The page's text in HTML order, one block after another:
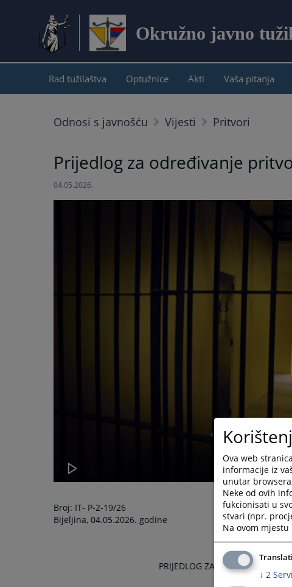
Okružno javno
Rad tužilaštva Optužnice Akti Vaša pitanja
Odnosi s javnošću Vijesti Pritvori
Prijedlog za određivanje
04.05.2026.
Broj: IT- P-2-19/26
Bijeljina, 04.05.2026. godine
PRIJEDLOG ZA ODREĐIVANJE
Ova web
informacije iz
unutar
Neke od ovih
fukcionisati u
stvari (npr.
Na ovom
↓ 2